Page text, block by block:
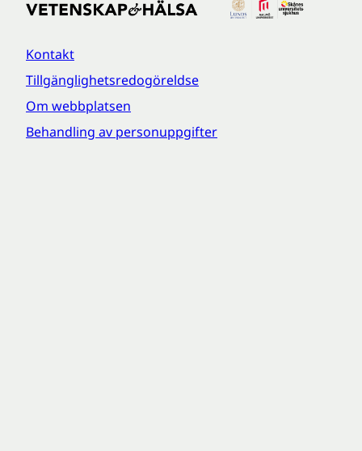
Kontakt
Tillgänglighetsredogöreldse
Om webbplatsen
Behandling av personuppgifter